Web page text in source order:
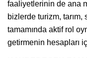
faaliyetlerinin de ana
bizlerde turizm, tarım,
tamamında aktif rol
getirmenin hesapları